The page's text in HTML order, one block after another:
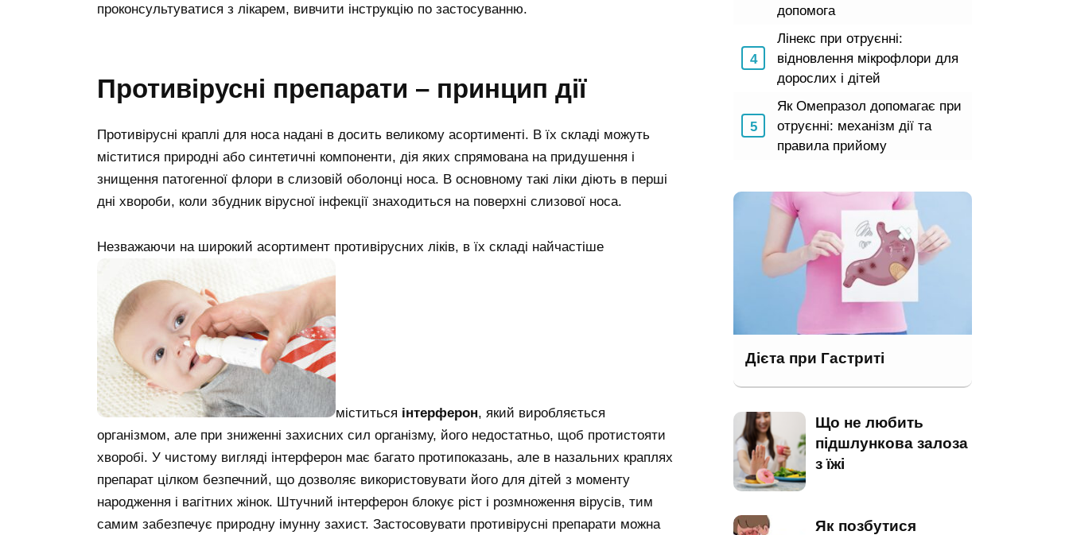
проконсультуватися з лікарем, вивчити інструкцію по застосуванню.
Противірусні препарати – принцип дії
Противірусні краплі для носа надані в досить великому асортименті. В їх складі можуть
міститися природні або синтетичні компоненти, дія яких спрямована на придушення і
знищення патогенної флори в слизовій оболонці носа. В основному такі ліки діють в перші
дні хвороби, коли збудник вірусної інфекції знаходиться на поверхні слизової носа.
Незважаючи на широкий асортимент противірусних ліків, в їх складі найчастіше
міститься інтерферон, який виробляється
організмом, але при зниженні захисних сил організму, його недостатньо, щоб протистояти
хворобі. У чистому вигляді інтерферон має багато протипоказань, але в назальних краплях
препарат цілком безпечний, що дозволяє використовувати його для дітей з моменту
народження і вагітних жінок. Штучний інтерферон блокує ріст і розмноження вірусів, тим
самим забезпечує природну імунну захист. Застосовувати противірусні препарати можна
допомога
Лінекс при отруєнні:
відновлення мікрофлори для
дорослих і дітей
Як Омепразол допомагає при
отруєнні: механізм дії та
правила прийому
Дієта при Гастриті
Що не любить
підшлункова залоза
з їжі
Як позбутися